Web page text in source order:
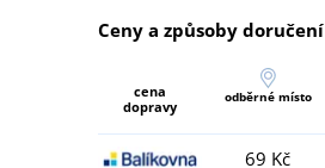
Ceny a způsoby doručení
cena
dopravy
odběrné místo
69 Kč